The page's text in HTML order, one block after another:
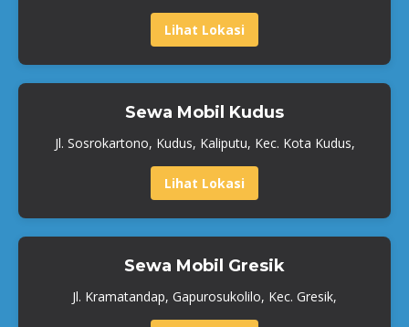
Lihat Lokasi
Sewa Mobil Kudus
Jl. Sosrokartono, Kudus, Kaliputu, Kec. Kota Kudus,
Lihat Lokasi
Sewa Mobil Gresik
Jl. Kramatandap, Gapurosukolilo, Kec. Gresik,